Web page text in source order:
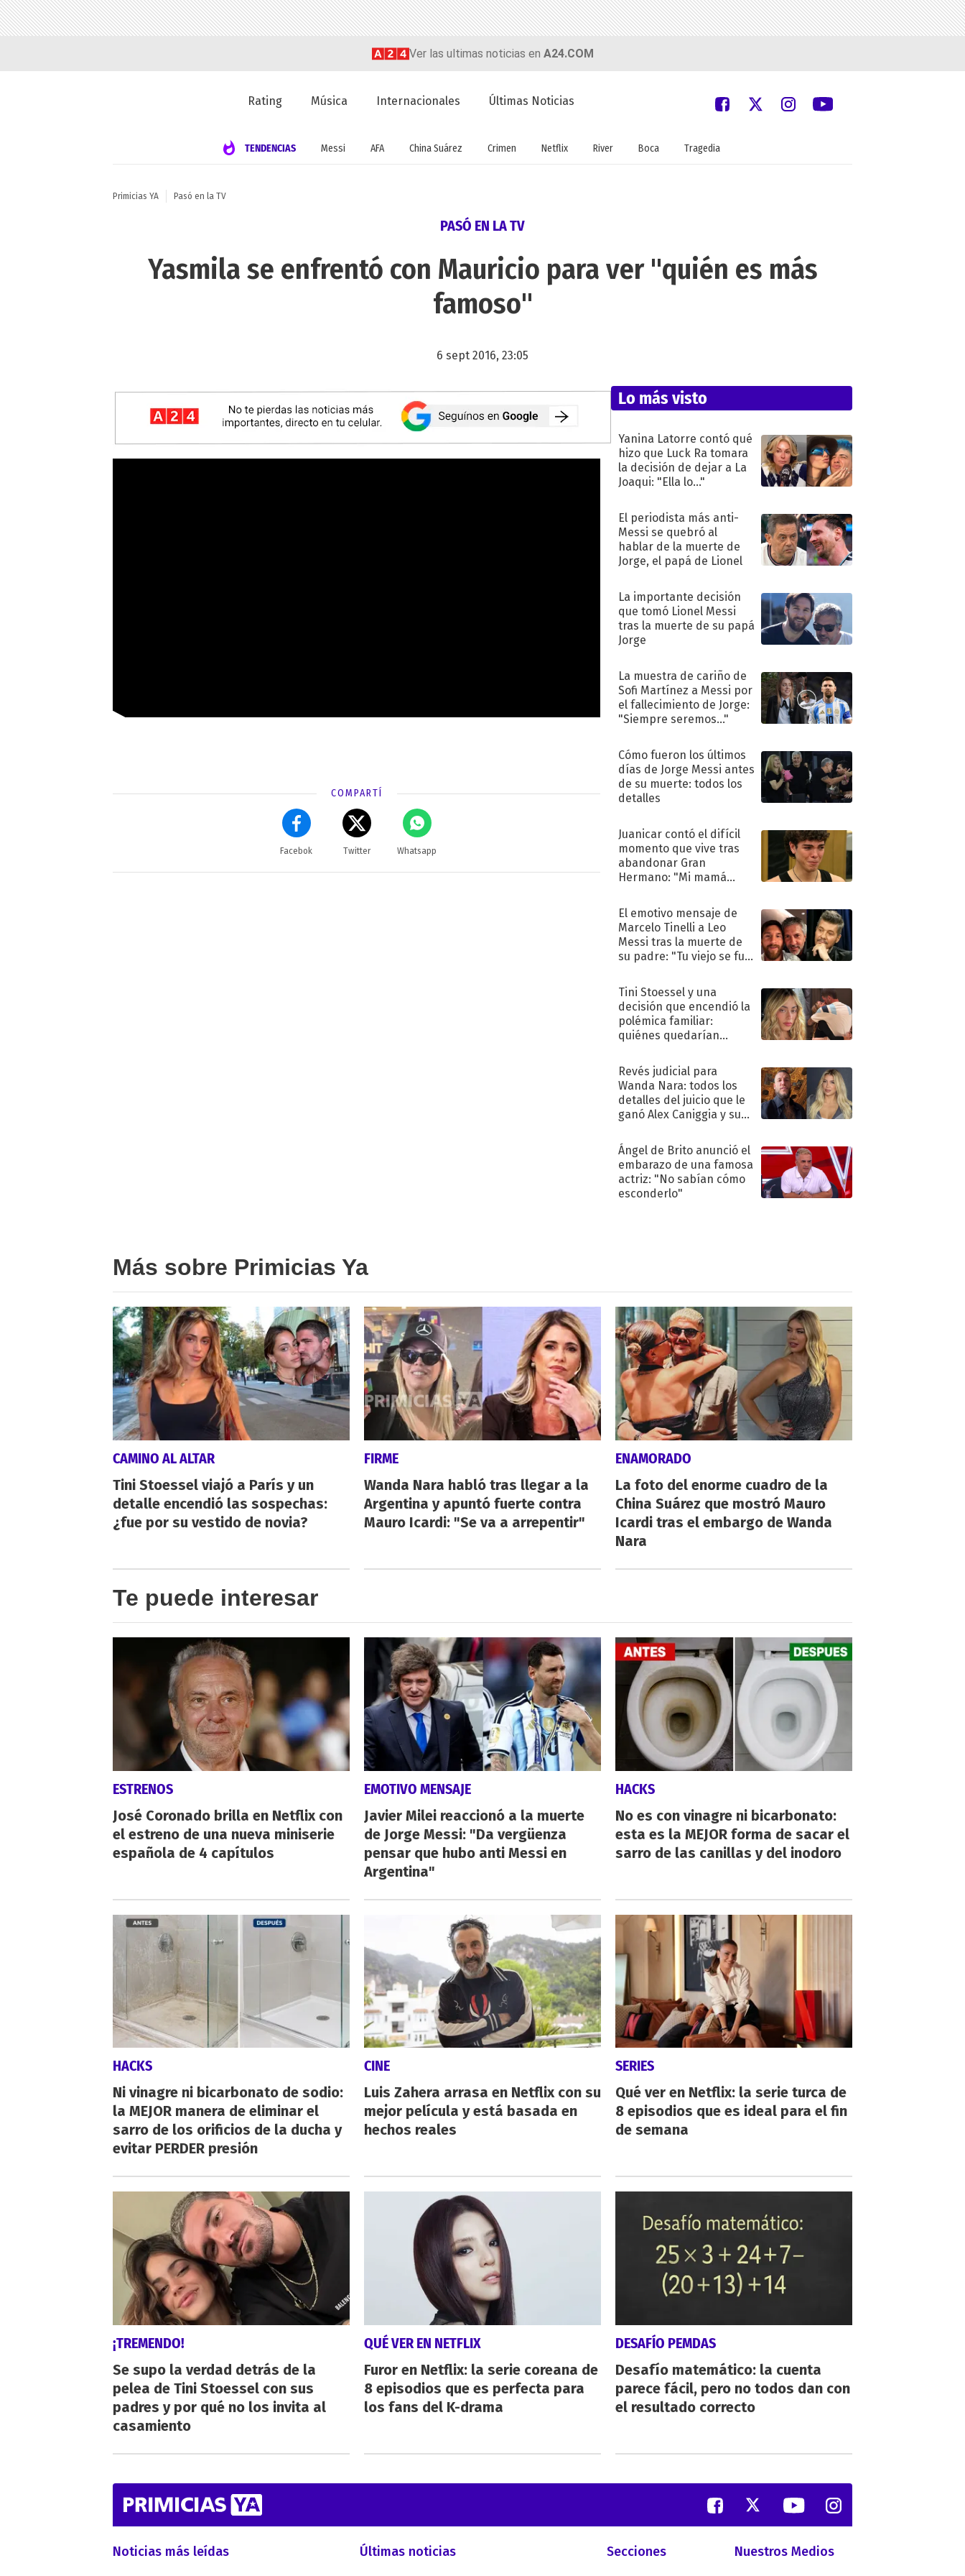
Ver las ultimas noticias en A24.COM
Rating Música Internacionales Últimas Noticias
TENDENCIAS Messi AFA China Suárez Crimen Netflix River Boca Tragedia
Primicias YA Pasó en la TV
PASÓ EN LA TV
Yasmila se enfrentó con Mauricio para ver "quién es más
famoso"
6 sept 2016, 23:05
COMPARTÍ
Facebok Twitter Whatsapp
Lo más visto
Yanina Latorre contó qué
hizo que Luck Ra tomara
la decisión de dejar a La
Joaqui: "Ella lo..."
El periodista más anti-
Messi se quebró al
hablar de la muerte de
Jorge, el papá de Lionel
La importante decisión
que tomó Lionel Messi
tras la muerte de su papá
Jorge
La muestra de cariño de
Sofi Martínez a Messi por
el fallecimiento de Jorge:
"Siempre seremos..."
Cómo fueron los últimos
días de Jorge Messi antes
de su muerte: todos los
detalles
Juanicar contó el difícil
momento que vive tras
abandonar Gran
Hermano: "Mi mamá
El emotivo mensaje de
Marcelo Tinelli a Leo
Messi tras la muerte de
su padre: "Tu viejo se fue
Tini Stoessel y una
decisión que encendió la
polémica familiar:
quiénes quedarían
Revés judicial para
Wanda Nara: todos los
detalles del juicio que le
ganó Alex Caniggia y sus
Ángel de Brito anunció el
embarazo de una famosa
actriz: "No sabían cómo
esconderlo"
Más sobre Primicias Ya
CAMINO AL ALTAR
Tini Stoessel viajó a París y un
detalle encendió las sospechas:
¿fue por su vestido de novia?
FIRME
Wanda Nara habló tras llegar a la
Argentina y apuntó fuerte contra
Mauro Icardi: "Se va a arrepentir"
ENAMORADO
La foto del enorme cuadro de la
China Suárez que mostró Mauro
Icardi tras el embargo de Wanda
Nara
Te puede interesar
ESTRENOS
José Coronado brilla en Netflix con
el estreno de una nueva miniserie
española de 4 capítulos
EMOTIVO MENSAJE
Javier Milei reaccionó a la muerte
de Jorge Messi: "Da vergüenza
pensar que hubo anti Messi en
Argentina"
HACKS
No es con vinagre ni bicarbonato:
esta es la MEJOR forma de sacar el
sarro de las canillas y del inodoro
HACKS
Ni vinagre ni bicarbonato de sodio:
la MEJOR manera de eliminar el
sarro de los orificios de la ducha y
evitar PERDER presión
CINE
Luis Zahera arrasa en Netflix con su
mejor película y está basada en
hechos reales
SERIES
Qué ver en Netflix: la serie turca de
8 episodios que es ideal para el fin
de semana
¡TREMENDO!
Se supo la verdad detrás de la
pelea de Tini Stoessel con sus
padres y por qué no los invita al
casamiento
QUÉ VER EN NETFLIX
Furor en Netflix: la serie coreana de
8 episodios que es perfecta para
los fans del K-drama
DESAFÍO PEMDAS
Desafío matemático: la cuenta
parece fácil, pero no todos dan con
el resultado correcto
Noticias más leídas Últimas noticias Secciones Nuestros Medios